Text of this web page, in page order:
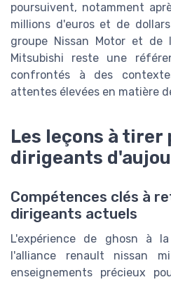
poursuivent, notamment
millions d'euros et de
groupe Nissan Motor et de
Mitsubishi reste une
confrontés à des
attentes élevées en matière
Les leçons à tirer
dirigeants
Compétences clés à
dirigeants actuels
L'expérience de ghosn à
l'alliance renault nissan
enseignements précieux